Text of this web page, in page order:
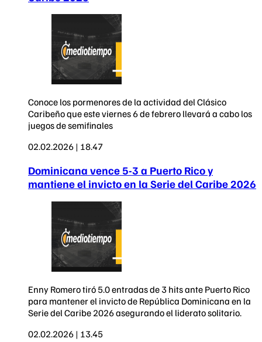
Conoce los pormenores de la actividad del Clásico
Caribeño que este viernes 6 de febrero llevará a cabo los
juegos de semifinales
02.02.2026 | 18.47
Dominicana vence 5-3 a Puerto Rico y
mantiene el invicto en la Serie del Caribe 2026
Enny Romero tiró 5.0 entradas de 3 hits ante Puerto Rico
para mantener el invicto de República Dominicana en la
Serie del Caribe 2026 asegurando el liderato solitario.
02.02.2026 | 13.45